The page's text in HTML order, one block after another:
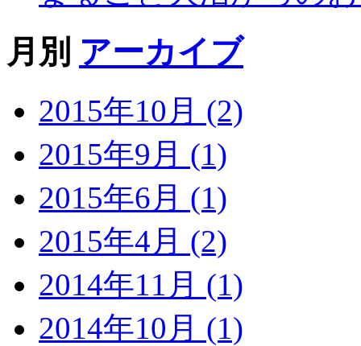
月別 アーカイブ
2015年10月 (2)
2015年9月 (1)
2015年6月 (1)
2015年4月 (2)
2014年11月 (1)
2014年10月 (1)